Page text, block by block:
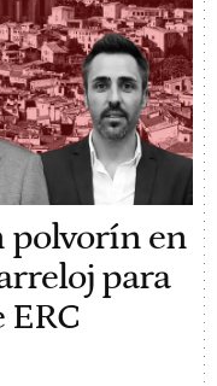
polvorín en
para